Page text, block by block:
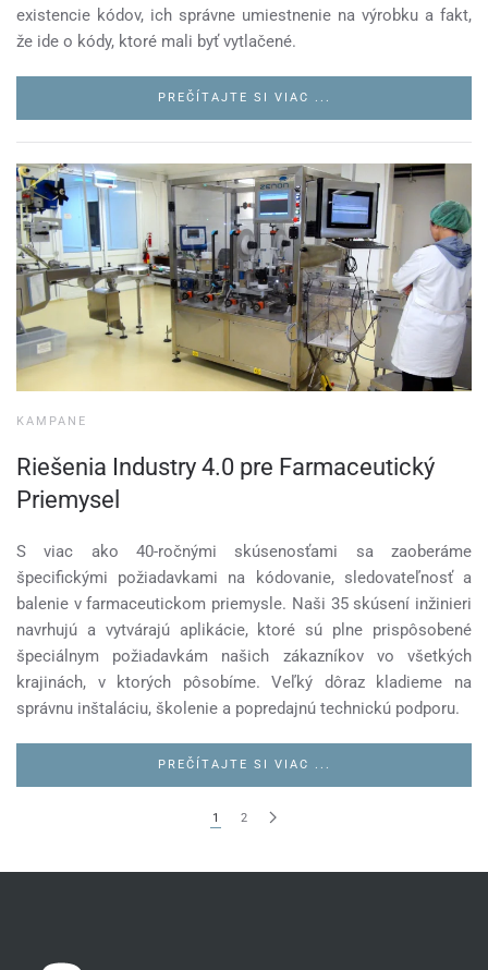
existencie kódov, ich správne umiestnenie na výrobku a fakt,
že ide o kódy, ktoré mali byť vytlačené.
PREČÍTAJTE SI VIAC ...
KAMPANE
Riešenia Industry 4.0 pre Farmaceutický
Priemysel
S viac ako 40-ročnými skúsenosťami sa zaoberáme
špecifickými požiadavkami na kódovanie, sledovateľnosť a
balenie v farmaceutickom priemysle. Naši 35 skúsení inžinieri
navrhujú a vytvárajú aplikácie, ktoré sú plne prispôsobené
špeciálnym požiadavkám našich zákazníkov vo všetkých
krajinách, v ktorých pôsobíme. Veľký dôraz kladieme na
správnu inštaláciu, školenie a popredajnú technickú podporu.
PREČÍTAJTE SI VIAC ...
1 2